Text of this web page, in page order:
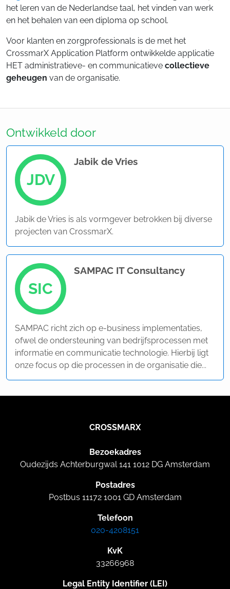
het leren van de Nederlandse taal, het vinden van werk
en het behalen van een diploma op school.
Voor klanten en zorgprofessionals is de met het
CrossmarX Application Platform ontwikkelde applicatie
HET administratieve- en communicatieve collectieve
geheugen van de organisatie.
Ontwikkeld door
JDV
Jabik de Vries
Jabik de Vries is als vormgever betrokken bij diverse
projecten van CrossmarX.
SIC
SAMPAC IT Consultancy
SAMPAC richt zich op e-business implementaties,
ofwel de ondersteuning van bedrijfsprocessen met
informatie en communicatie technologie. Hierbij ligt
onze focus op die processen in de organisatie die...
CROSSMARX
Bezoekadres
Oudezijds Achterburgwal 141 1012 DG Amsterdam
Postadres
Postbus 11172 1001 GD Amsterdam
Telefoon
020-4208151
KvK
33266968
Legal Entity Identifier (LEI)